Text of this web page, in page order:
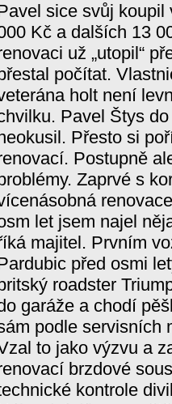
sice svůj koupil
Kč a dalších 13
už „utopil“
počítat.
holt není
Pavel Štys
Přesto si
Postupně
Zaprvé s
let jsem najel
majitel. Prvním
před osmi
roadster
garáže a chodí
podle servisních
to jako výzvu a
brzdové
kontrole